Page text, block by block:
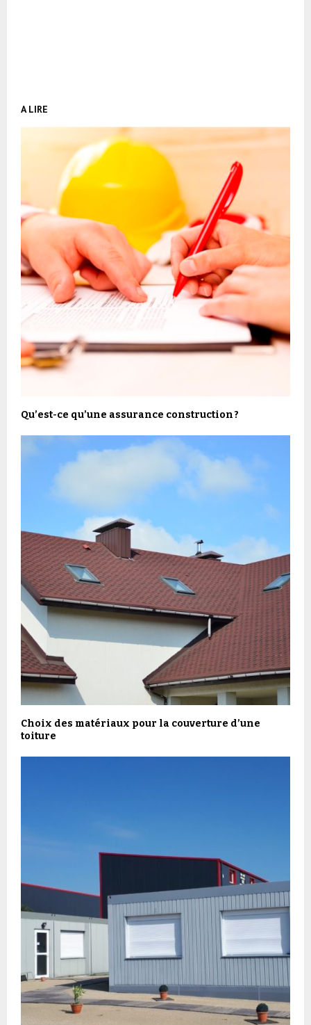
A LIRE
Qu’est-ce qu’une assurance construction ?
Choix des matériaux pour la couverture d’une
toiture